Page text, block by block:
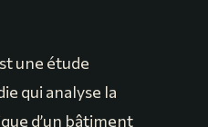
une étude
qui analyse la
d’un bâtiment